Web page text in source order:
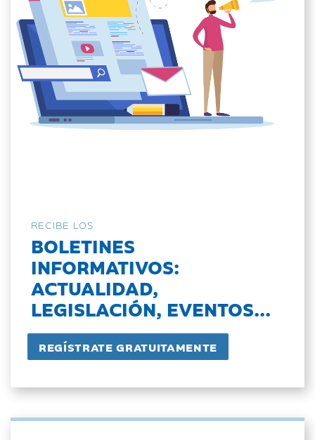
RECIBE LOS
BOLETINES
INFORMATIVOS:
ACTUALIDAD,
LEGISLACIÓN, EVENTOS...